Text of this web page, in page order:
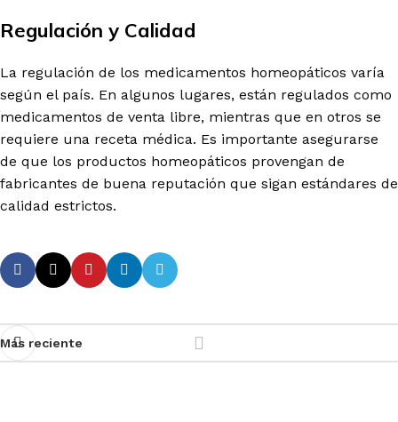
Regulación y Calidad
La regulación de los medicamentos homeopáticos varía
según el país. En algunos lugares, están regulados como
medicamentos de venta libre, mientras que en otros se
requiere una receta médica. Es importante asegurarse
de que los productos homeopáticos provengan de
fabricantes de buena reputación que sigan estándares de
calidad estrictos.
Más reciente